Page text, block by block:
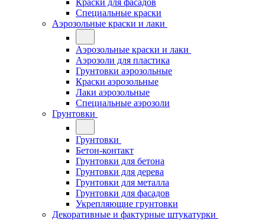
Краски для фасадов
Специальные краски
Аэрозольные краски и лаки
Аэрозольные краски и лаки
Аэрозоли для пластика
Грунтовки аэрозольные
Краски аэрозольные
Лаки аэрозольные
Специальные аэрозоли
Грунтовки
Грунтовки
Бетон-контакт
Грунтовки для бетона
Грунтовки для дерева
Грунтовки для металла
Грунтовки для фасадов
Укрепляющие грунтовки
Декоративные и фактурные штукатурки